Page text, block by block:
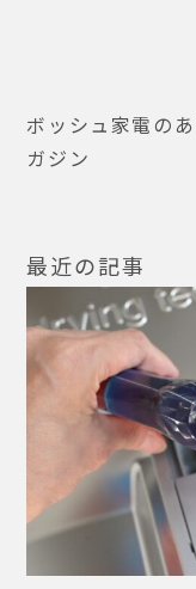
ボッシュ家電の
ガジン
最近の記事